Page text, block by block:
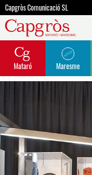
Capgròs Comunicació SL
Mataró Maresme